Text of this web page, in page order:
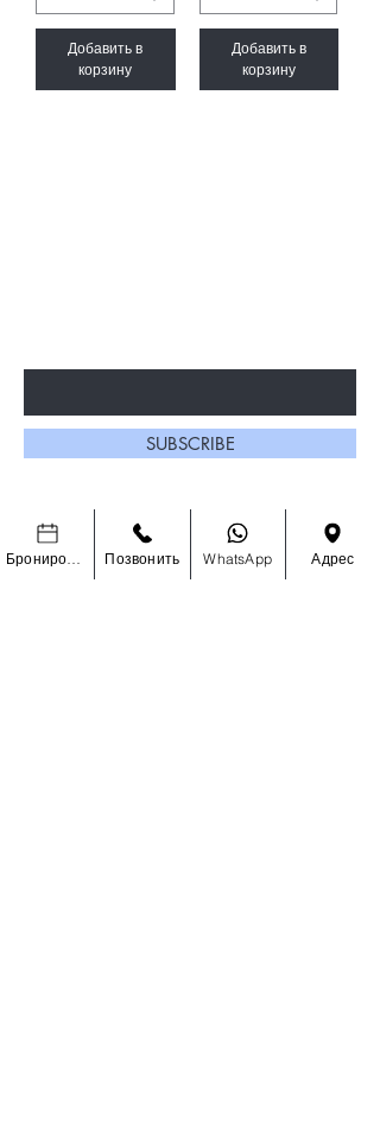
Добавить в
корзину
Добавить в
корзину
SUBSCRIBE
Главная О Нас
Позвонить WhatsApp Адрес